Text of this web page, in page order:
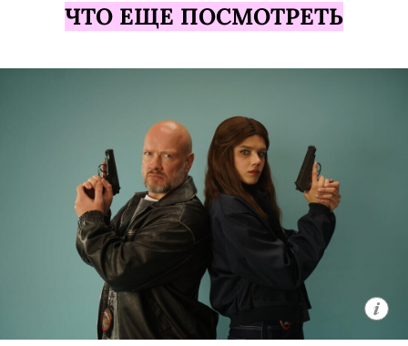
ЧТО ЕЩЕ ПОСМОТРЕТЬ